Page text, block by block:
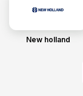
New holland